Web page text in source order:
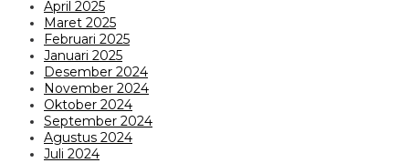
April 2025
Maret 2025
Februari 2025
Januari 2025
Desember 2024
November 2024
Oktober 2024
September 2024
Agustus 2024
Juli 2024